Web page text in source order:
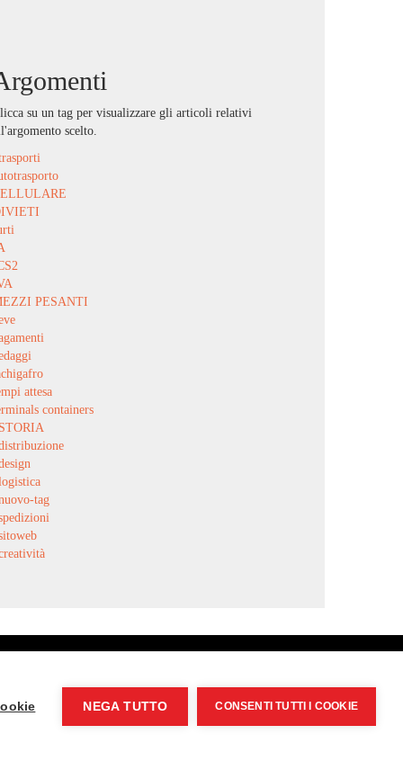
su un tag per visualizzare gli articoli relativi
scelto.
PESANTI
attesa
containers
tag
NEGA TUTTO CONSENTI TUTTI I COOKIE